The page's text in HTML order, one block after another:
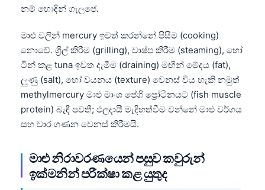
නම් හොඳින් ගැලපේ.
මාළු වලින් mercury ඉවත් කරන්නේ පිසීම (cooking)
නොවේ. ග්‍රිල් කිරීම (grilling), වාෂ්ප කිරීම (steaming), හෝ
ටින් කළ tuna ඉවත දැමීම (draining) මඟින් මේදය (fat),
ලුණු (salt), හෝ වයනය (texture) වෙනස් විය හැකි නමුත්
methylmercury මාළු මාංශ පේශි ප්‍රෝටීනයට (fish muscle
protein) බැඳී පවතී; ඵලදායී මැදිහත්වීම වන්නේ මාළු වර්ගය
සහ වාර ගණන වෙනස් කිරීමයි.
මාළු නිරාවරණයෙන් පසුව කවුරුන්
ඉක්මනින් පරීක්ෂා කළ යුතුද